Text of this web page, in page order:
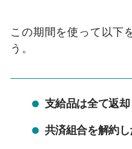
この期間を使って以下
う。
支給品は全て返
共済組合を解約